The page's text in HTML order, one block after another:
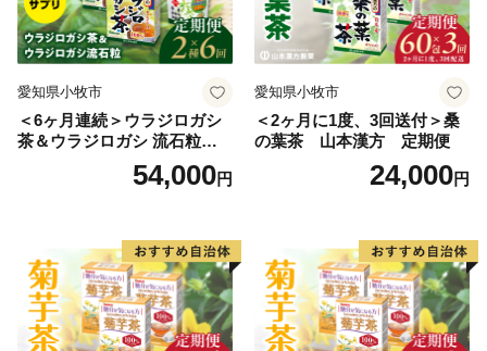
愛知県小牧市
＜6ヶ月連続＞ウラジロガシ
茶＆ウラジロガシ 流石粒
山本漢方 定期便54,000円
愛知県小牧市
＜2ヶ月に1度、3回送付＞桑
の葉茶 山本漢方 定期便
24,000円